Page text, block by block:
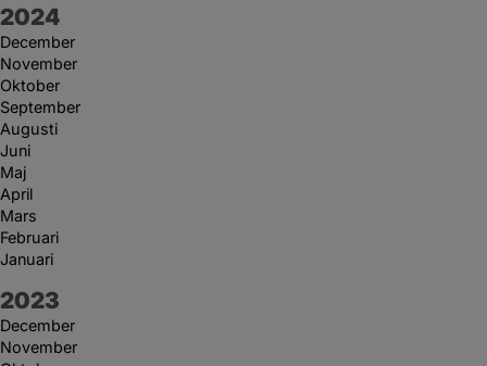
År:
2024
December
November
Oktober
September
Augusti
Juni
Maj
April
Mars
Februari
Januari
År:
2023
December
November